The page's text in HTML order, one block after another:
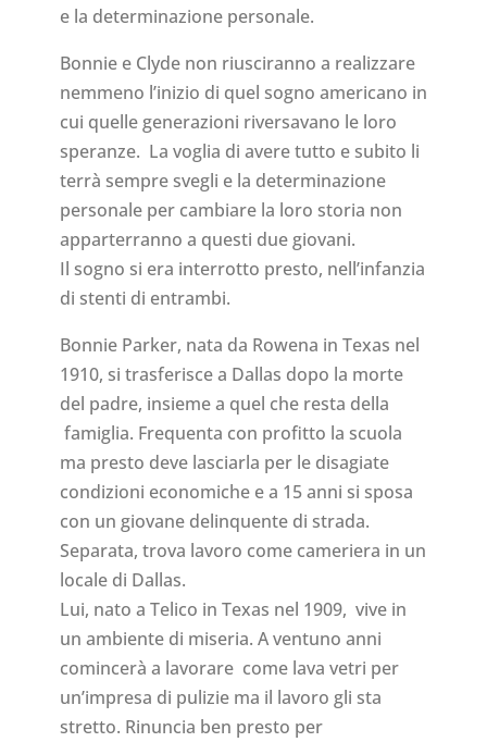
e la determinazione personale.
Bonnie e Clyde non riusciranno a realizzare
nemmeno l’inizio di quel sogno americano in
cui quelle generazioni riversavano le loro
speranze. La voglia di avere tutto e subito li
terrà sempre svegli e la determinazione
personale per cambiare la loro storia non
apparterranno a questi due giovani.
Il sogno si era interrotto presto, nell’infanzia
di stenti di entrambi.
Bonnie Parker, nata da Rowena in Texas nel
1910, si trasferisce a Dallas dopo la morte
del padre, insieme a quel che resta della
famiglia. Frequenta con profitto la scuola
ma presto deve lasciarla per le disagiate
condizioni economiche e a 15 anni si sposa
con un giovane delinquente di strada.
Separata, trova lavoro come cameriera in un
locale di Dallas.
Lui, nato a Telico in Texas nel 1909, vive in
un ambiente di miseria. A ventuno anni
comincerà a lavorare come lava vetri per
un’impresa di pulizie ma il lavoro gli sta
stretto. Rinuncia ben presto per